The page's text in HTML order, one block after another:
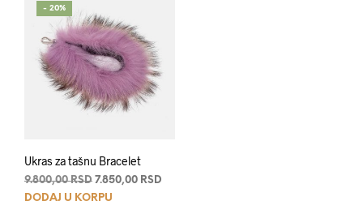
- 20%
Ukras za tašnu Bracelet
9.800,00RSD Originalna
cena
7.850,00 RSD
DODAJ U KORPU